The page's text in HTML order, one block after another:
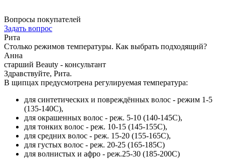
Вопросы покупателей
Задать вопрос
Рита
Столько режимов температуры. Как выбрать подходящий?
Анна
старший Beauty - консультант
Здравствуйте, Рита.
В щипцах предусмотрена регулируемая температура:
для синтетических и повреждённых волос - режим 1-5
(135-140С),
для окрашенных волос - реж. 5-10 (140-145С),
для тонких волос - реж. 10-15 (145-155С),
для средних волос - реж. 15-20 (155-165С),
для густых волос - реж. 20-25 (165-185С)
для волнистых и афро - реж.25-30 (185-200С)